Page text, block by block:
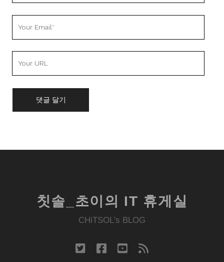
칫솔_초이의 IT 휴게실
CHiTSOL's BLOG
twitter facebook
youtube
rss